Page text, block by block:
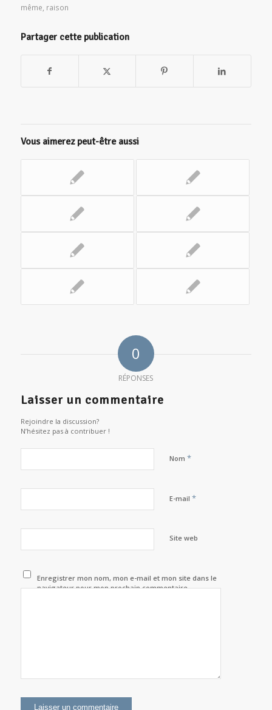
même raison
Partager cette publication
Vous aimerez peut-être aussi
0
RÉPONSES
Laisser un commentaire
Rejoindre la discussion?
N’hésitez pas à contribuer !
Nom *
E-mail *
Site web
Enregistrer mon nom, mon e-mail et mon site dans le
navigateur pour mon prochain commentaire.